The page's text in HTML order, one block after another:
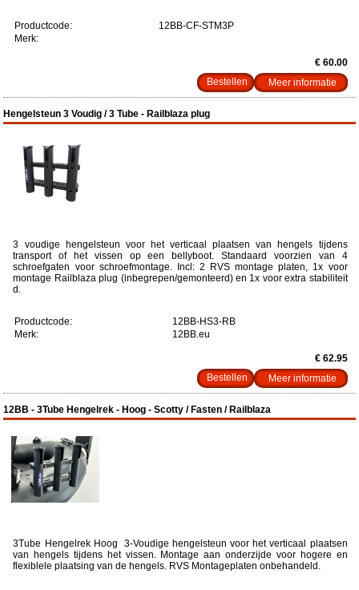
Productcode:
12BB-CF-STM3P
Merk:
€ 60.00
Meer informatie
Hengelsteun 3 Voudig / 3 Tube - Railblaza plug
3 voudige hengelsteun voor het verticaal plaatsen van hengels tijdens
transport of het vissen op een bellyboot. Standaard voorzien van 4
schroefgaten voor schroefmontage. Incl: 2 RVS montage platen, 1x voor
montage Railblaza plug (inbegrepen/gemonteerd) en 1x voor extra stabiliteit
d.
Productcode:
12BB-HS3-RB
Merk:
12BB.eu
€ 62.95
Meer informatie
12BB - 3Tube Hengelrek - Hoog - Scotty / Fasten / Railblaza
3Tube Hengelrek Hoog 3-Voudige hengelsteun voor het verticaal plaatsen
van hengels tijdens het vissen. Montage aan onderzijde voor hogere en
flexiblele plaatsing van de hengels. RVS Montageplaten onbehandeld.